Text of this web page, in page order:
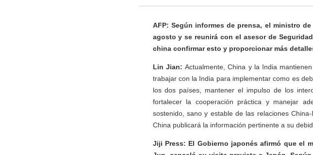
AFP: Según informes de prensa, el ministro
agosto y se reunirá con el asesor de
china confirmar esto y proporcionar más
Lin Jian:Actualmente, China y la India
trabajar con la India para implementar como es
los dos países, mantener el impulso de los
fortalecer la cooperación práctica y manejar
sostenido, sano y estable de las relaciones
China publicará la información pertinente a su
Jiji Press: El Gobierno japonés afirmó que el